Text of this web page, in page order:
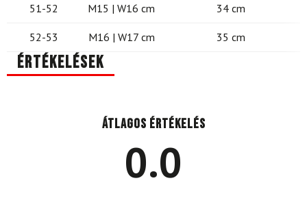
51-52 M15 | W16 cm 34 cm
52-53 M16 | W17 cm 35 cm
Értékelések
Átlagos értékelés
0.0